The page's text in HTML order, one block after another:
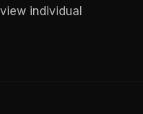
individual